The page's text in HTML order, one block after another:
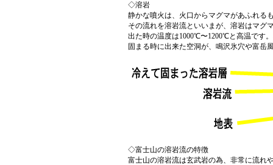
◇溶岩
静かな噴火は、火口からマグマがあふれる
その流れを溶岩流といいまが、溶岩はマグ
出た時の温度は1000℃〜1200℃と高温です
固まる時に出来た空洞が、鳴沢氷穴や富岳
◇富士山の溶岩流の特徴
富士山の溶岩流は玄武岩の為、非常に流れ